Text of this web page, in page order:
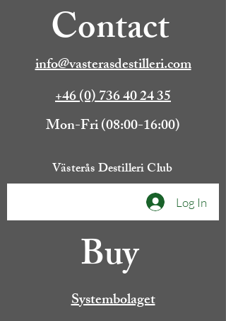
Contact
info@vasterasdestilleri.com
+46 (0) 736 40 24 35
Mon-Fri (08:00-16:00)
Västerås Destilleri Club
Log In
Buy
Systembolaget